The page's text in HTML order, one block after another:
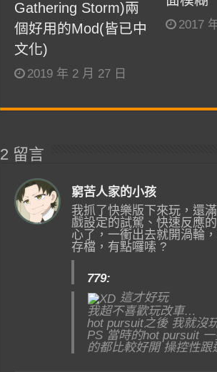
Gathering Storm)兩
個好用的Mod(皆已中
文化)
2019 年 2 月 27 日
2017
2 留言
窮苦人家的小孩
我抓了快樂版下來玩，還
戲設定的試駕、快速反應
心了，一衝出去就開渦輪
存檔，有點囉嗦 ?
779:
這才好玩
我超不喜歡玩改車…
hot pursuit之後 我就沒
PS 當時的hot pursuit
的都比較好開 操控性